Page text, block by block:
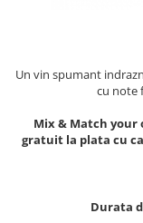
VINUL Bikers For
Vinuri SPANIA
Vinuri SPECIALE
Domeniile Prince
Domeniile
Un vin spumant
cu note
Mix & Match your
gratuit la plata cu
Durata